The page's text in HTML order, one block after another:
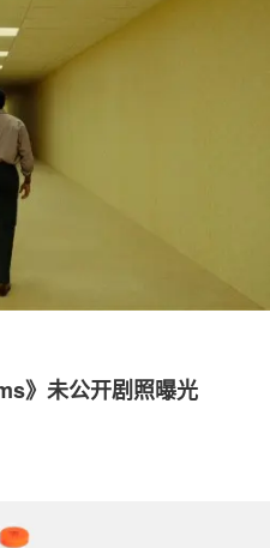
》未公开剧照曝光